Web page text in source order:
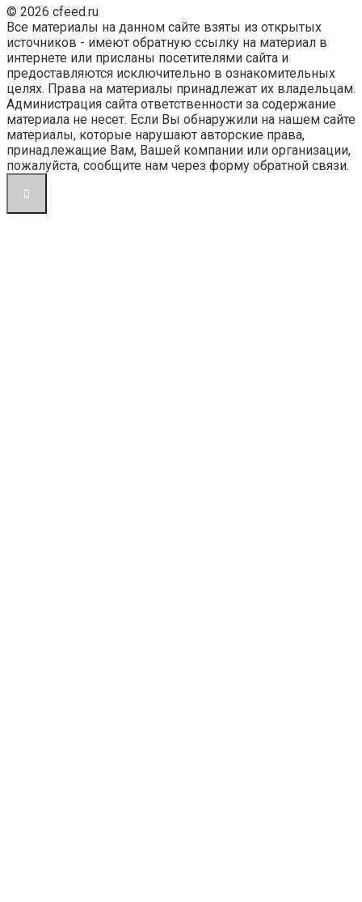
© 2026 cfeed.ru
Все материалы на данном сайте взяты из открытых
источников - имеют обратную ссылку на материал в
интернете или присланы посетителями сайта и
предоставляются исключительно в ознакомительных
целях. Права на материалы принадлежат их владельцам.
Администрация сайта ответственности за содержание
материала не несет. Если Вы обнаружили на нашем сайте
материалы, которые нарушают авторские права,
принадлежащие Вам, Вашей компании или организации,
пожалуйста, сообщите нам через форму обратной связи.